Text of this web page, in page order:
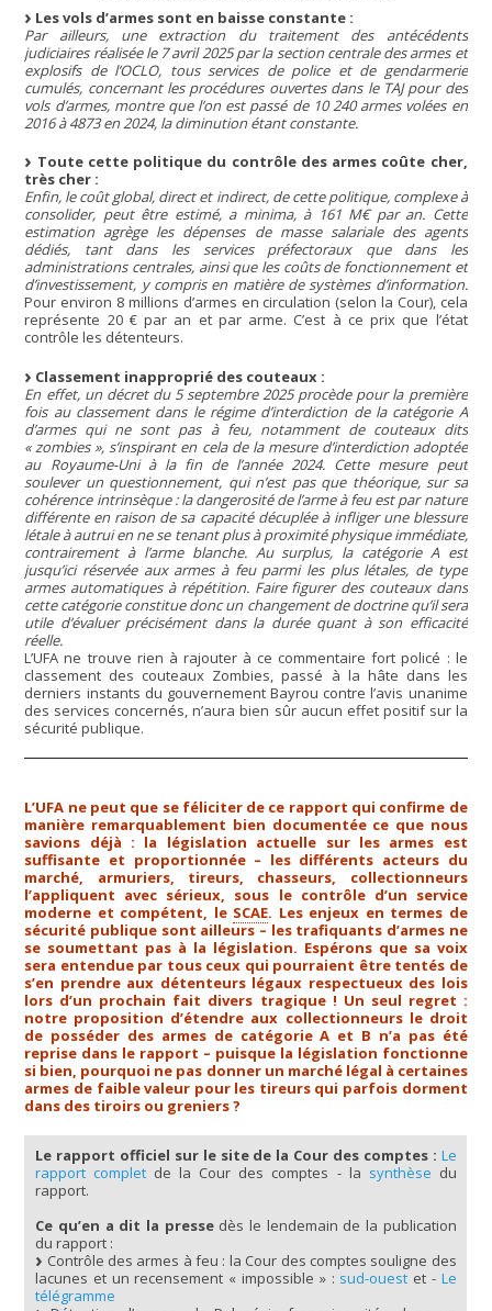
Les vols d’armes sont en baisse constante :
Par ailleurs, une extraction du traitement des antécédents
judiciaires réalisée le 7 avril 2025 par la section centrale des armes et
explosifs de l’OCLO, tous services de police et de gendarmerie
cumulés, concernant les procédures ouvertes dans le TAJ pour des
vols d’armes, montre que l’on est passé de 10 240 armes volées en
2016 à 4873 en 2024, la diminution étant constante.
Toute cette politique du contrôle des armes coûte cher,
très cher :
Enfin, le coût global, direct et indirect, de cette politique, complexe à
consolider, peut être estimé, a minima, à 161 M€ par an. Cette
estimation agrège les dépenses de masse salariale des agents
dédiés, tant dans les services préfectoraux que dans les
administrations centrales, ainsi que les coûts de fonctionnement et
d’investissement, y compris en matière de systèmes d’information.
Pour environ 8 millions d’armes en circulation (selon la Cour), cela
représente 20 € par an et par arme. C’est à ce prix que l’état
contrôle les détenteurs.
Classement inapproprié des couteaux :
En effet, un décret du 5 septembre 2025 procède pour la première
fois au classement dans le régime d’interdiction de la catégorie A
d’armes qui ne sont pas à feu, notamment de couteaux dits
« zombies », s’inspirant en cela de la mesure d’interdiction adoptée
au Royaume-Uni à la fin de l’année 2024. Cette mesure peut
soulever un questionnement, qui n’est pas que théorique, sur sa
cohérence intrinsèque : la dangerosité de l’arme à feu est par nature
différente en raison de sa capacité décuplée à infliger une blessure
létale à autrui en ne se tenant plus à proximité physique immédiate,
contrairement à l’arme blanche. Au surplus, la catégorie A est
jusqu’ici réservée aux armes à feu parmi les plus létales, de type
armes automatiques à répétition. Faire figurer des couteaux dans
cette catégorie constitue donc un changement de doctrine qu’il sera
utile d’évaluer précisément dans la durée quant à son efficacité
réelle.
L’UFA ne trouve rien à rajouter à ce commentaire fort policé : le
classement des couteaux Zombies, passé à la hâte dans les
derniers instants du gouvernement Bayrou contre l’avis unanime
des services concernés, n’aura bien sûr aucun effet positif sur la
sécurité publique.
L’UFA ne peut que se féliciter de ce rapport qui confirme de
manière remarquablement bien documentée ce que nous
savions déjà : la législation actuelle sur les armes est
suffisante et proportionnée – les différents acteurs du
marché, armuriers, tireurs, chasseurs, collectionneurs
l’appliquent avec sérieux, sous le contrôle d’un service
moderne et compétent, le SCAE. Les enjeux en termes de
sécurité publique sont ailleurs – les trafiquants d’armes ne
se soumettant pas à la législation. Espérons que sa voix
sera entendue par tous ceux qui pourraient être tentés de
s’en prendre aux détenteurs légaux respectueux des lois
lors d’un prochain fait divers tragique ! Un seul regret :
notre proposition d’étendre aux collectionneurs le droit
de posséder des armes de catégorie A et B n’a pas été
reprise dans le rapport – puisque la législation fonctionne
si bien, pourquoi ne pas donner un marché légal à certaines
armes de faible valeur pour les tireurs qui parfois dorment
dans des tiroirs ou greniers ?
Le rapport officiel sur le site de la Cour des comptes : Le
rapport complet de la Cour des comptes - la synthèse du
rapport.
Ce qu’en a dit la pressedès le lendemain de la publication
du rapport :
Contrôle des armes à feu : la Cour des comptes souligne des
lacunes et un recensement « impossible » : sud-ouest et - Le
télégramme